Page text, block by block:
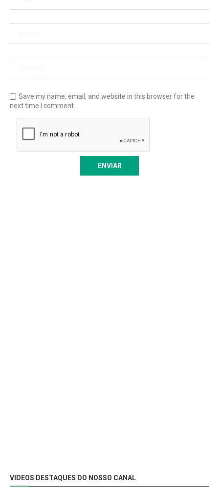
Save my name, email, and website in this browser for the
next time I comment.
VIDEOS DESTAQUES DO NOSSO CANAL